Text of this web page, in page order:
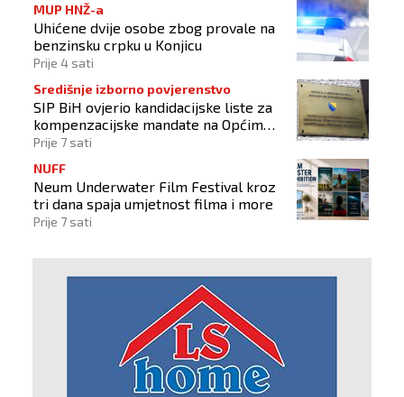
MUP HNŽ-a
Uhićene dvije osobe zbog provale na
benzinsku crpku u Konjicu
Prije 4 sati
Središnje izborno povjerenstvo
SIP BiH ovjerio kandidacijske liste za
kompenzacijske mandate na Općim
izborima 2026
Prije 7 sati
NUFF
Neum Underwater Film Festival kroz
tri dana spaja umjetnost filma i more
Prije 7 sati